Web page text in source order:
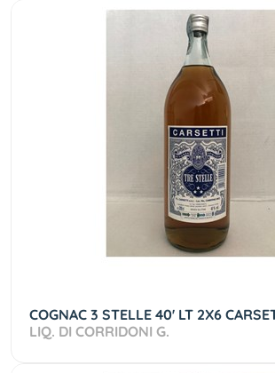
COGNAC 3 STELLE 40' LT 2X6
LIQ. DI CORRIDONI G.